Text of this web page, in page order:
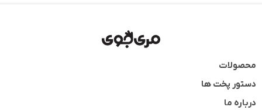
محصولات
دستور پخت ها
درباره ما